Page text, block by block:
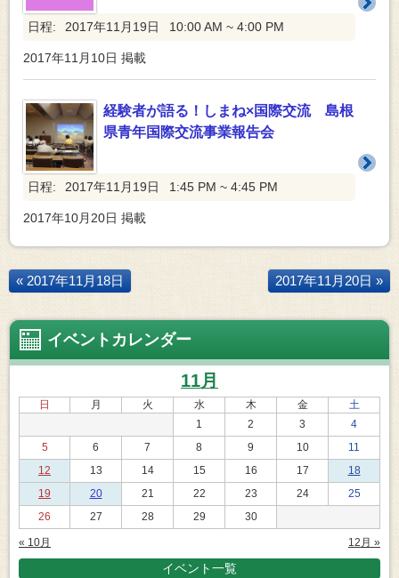
日程: 2017年11月19日 10:00 AM ~ 4:00 PM
2017年11月10日 掲載
経験者が語る！しまね×国際交流 島根
県青年国際交流事業報告会
日程: 2017年11月19日 1:45 PM ~ 4:45 PM
2017年10月20日 掲載
« 2017年11月18日 2017年11月20日 »
イベントカレンダー
11月
日 月 火 水 木 金
土
1
2 3
4
5
6 7 8 9 10
11
12
13 14 15 16 17
18
19
20 21 22 23 24
25
26
27 28 29 30
« 10月 12月 »
イベント一覧